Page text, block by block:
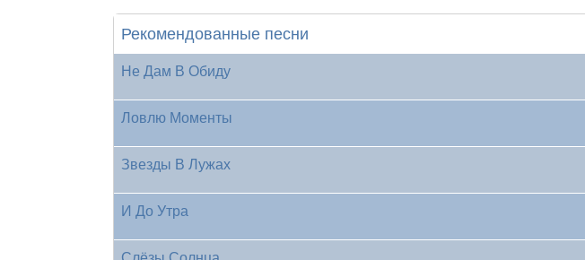
Рекомендованные песни
Не Дам В Обиду
Ловлю Моменты
Звезды В Лужах
И До Утра